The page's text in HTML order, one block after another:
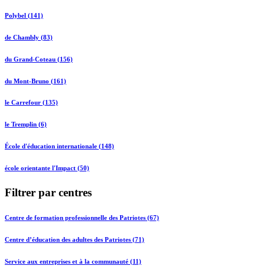
Polybel (141)
de Chambly (83)
du Grand-Coteau (156)
du Mont-Bruno (161)
le Carrefour (135)
le Tremplin (6)
École d'éducation internationale (148)
école orientante l'Impact (50)
Filtrer par centres
Centre de formation professionnelle des Patriotes (67)
Centre d’éducation des adultes des Patriotes (71)
Service aux entreprises et à la communauté (11)